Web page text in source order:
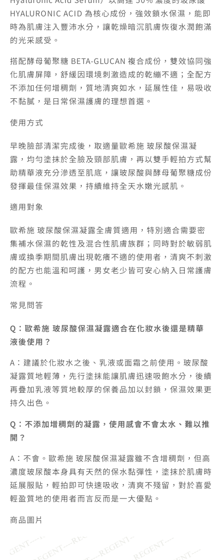
HYALURONIC ACID 為核心成份，強效鎖水保濕，能即
時為肌膚注入豐沛水分，讓乾燥暗沉肌膚恢復水潤飽滿
的光采感受。
搭配酵母葡聚糖 BETA-GLUCAN 複合成份，雙效協同強
化肌膚屏障，舒緩因環境刺激造成的乾繃不適；全配方
不添加任何增稠劑，質地清爽如水，延展性佳，易吸收
不黏膩，是日常保濕護膚的理想首選。
使用方式
早晚臉部清潔完成後，取適量歐希施 玻尿酸保濕凝
露，均勻塗抹於全臉及頸部肌膚，再以雙手輕拍方式幫
助精華液充分滲透至肌底，讓玻尿酸與酵母葡聚糖成份
發揮最佳保濕效果，持續維持全天水嫩光感肌。
適用對象
歐希施 玻尿酸保濕凝露全膚質適用，特別適合需要密
集補水保濕的乾性及混合性肌膚族群；同時對於敏弱肌
膚或換季期間肌膚出現乾癢不適的使用者，清爽不刺激
的配方也能溫和呵護，男女老少皆可安心納入日常護膚
流程。
常見問答
Q：歐希施 玻尿酸保濕凝露適合在化妝水後還是精華
液後使用？
A：建議於化妝水之後、乳液或面霜之前使用。玻尿酸
凝露質地輕薄，先行塗抹能讓肌膚迅速吸飽水分，後續
再疊加乳液等質地較厚的保養品加以封鎖，保濕效果更
持久出色。
Q：不添加增稠劑的凝露，使用感會不會太水、難以推
開？
A：不會。歐希施 玻尿酸保濕凝露雖不含增稠劑，但高
濃度玻尿酸本身具有天然的保水黏彈性，塗抹於肌膚時
延展服貼，輕拍即可快速吸收，清爽不殘留，對於喜愛
輕盈質地的使用者而言反而是一大優點。
商品圖片